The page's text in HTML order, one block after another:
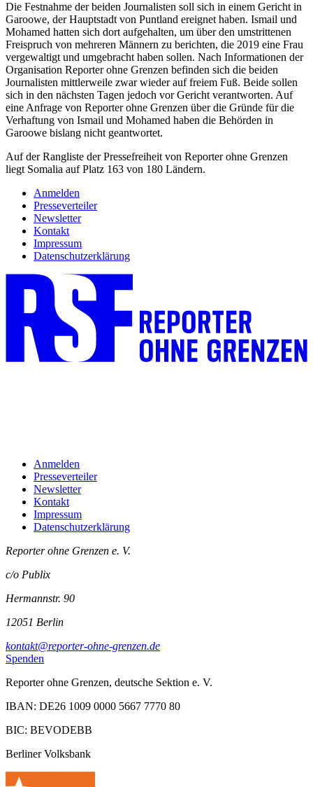
Die Festnahme der beiden Journalisten soll sich in einem Gericht in
Garoowe, der Hauptstadt von Puntland ereignet haben. Ismail und
Mohamed hatten sich dort aufgehalten, um über den umstrittenen
Freispruch von mehreren Männern zu berichten, die 2019 eine Frau
vergewaltigt und umgebracht haben sollen. Nach Informationen der
Organisation Reporter ohne Grenzen befinden sich die beiden
Journalisten mittlerweile zwar wieder auf freiem Fuß. Beide sollen
sich in den nächsten Tagen jedoch vor Gericht verantworten. Auf
eine Anfrage von Reporter ohne Grenzen über die Gründe für die
Verhaftung von Ismail und Mohamed haben die Behörden in
Garoowe bislang nicht geantwortet.
Auf der Rangliste der Pressefreiheit von Reporter ohne Grenzen
liegt Somalia auf Platz 163 von 180 Ländern.
Anmelden
Presseverteiler
Newsletter
Kontakt
Impressum
Datenschutzerklärung
Anmelden
Presseverteiler
Newsletter
Kontakt
Impressum
Datenschutzerklärung
Reporter ohne Grenzen e. V.
c/o Publix
Hermannstr. 90
12051 Berlin
kontakt@reporter-ohne-grenzen.de
Spenden
Reporter ohne Grenzen, deutsche Sektion e. V.
IBAN: DE26 1009 0000 5667 7770 80
BIC: BEVODEBB
Berliner Volksbank